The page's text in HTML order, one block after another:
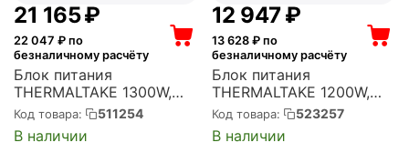
21 165₽
22 047 ₽ по
безналичному расчёту
Блок питания
THERMALTAKE 1300W,
Toughpower TF3 ATX,
активный PFC, 140 мм,
80 PLUS Titanium,
Код товара: 511254
В наличии
12 947₽
13 628₽ по
безналичному расчёту
Блок питания
THERMALTAKE 1200W,
Toughpower GT ATX,
активный PFC, 120 мм,
80 PLUS Gold,
Код товара: 523257
В наличии